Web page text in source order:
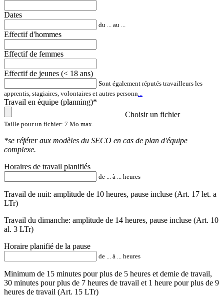
Dates
du ... au ...
Effectif d'hommes
Effectif de femmes
Effectif de jeunes (< 18 ans)
Sont également réputés travailleurs les
apprentis, stagiaires, volontaires et autres personn
Travail en équipe (planning)*
Choisir un fichier
Taille pour un fichier: 7 Mo max.
*se référer aux modèles du SECO en cas de plan d'équipe
complexe.
Horaires de travail planifiés
de ... à ... heures
Travail de nuit: amplitude de 10 heures, pause incluse (Art. 17 let. a
LTr)
Travail du dimanche: amplitude de 14 heures, pause incluse (Art. 10
al. 3 LTr)
Horaire planifié de la pause
de ... à ... heures
Minimum de 15 minutes pour plus de 5 heures et demie de travail,
30 minutes pour plus de 7 heures de travail et 1 heure pour plus de 9
heures de travail (Art. 15 LTr)